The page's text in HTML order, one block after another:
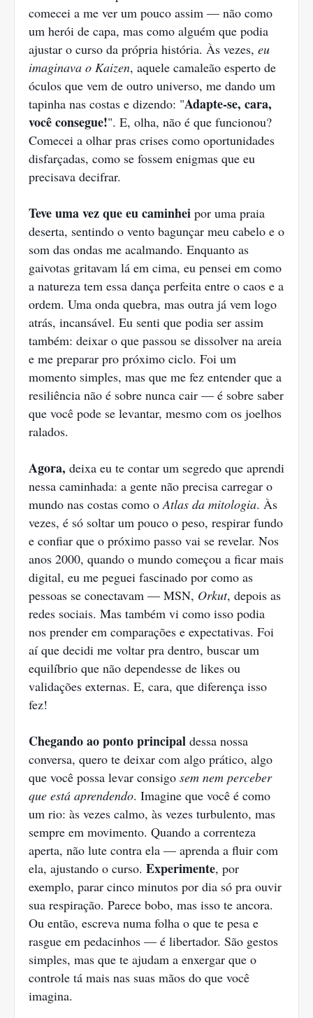
comecei a me ver um pouco assim — não como
um herói de capa, mas como alguém que podia
ajustar o curso da própria história. Às vezes, eu
imaginava o Kaizen, aquele camaleão esperto de
óculos que vem de outro universo, me dando um
tapinha nas costas e dizendo: "Adapte-se, cara,
você consegue!". E, olha, não é que funcionou?
Comecei a olhar pras crises como oportunidades
disfarçadas, como se fossem enigmas que eu
precisava decifrar.
Teve uma vez que eu caminhei por uma praia
deserta, sentindo o vento bagunçar meu cabelo e o
som das ondas me acalmando. Enquanto as
gaivotas gritavam lá em cima, eu pensei em como
a natureza tem essa dança perfeita entre o caos e a
ordem. Uma onda quebra, mas outra já vem logo
atrás, incansável. Eu senti que podia ser assim
também: deixar o que passou se dissolver na areia
e me preparar pro próximo ciclo. Foi um
momento simples, mas que me fez entender que a
resiliência não é sobre nunca cair — é sobre saber
que você pode se levantar, mesmo com os joelhos
ralados.
Agora, deixa eu te contar um segredo que aprendi
nessa caminhada: a gente não precisa carregar o
mundo nas costas como oAtlas da mitologia. Às
vezes, é só soltar um pouco o peso, respirar fundo
e confiar que o próximo passo vai se revelar. Nos
anos 2000, quando o mundo começou a ficar mais
digital, eu me peguei fascinado por como as
pessoas se conectavam — MSN, Orkut, depois as
redes sociais. Mas também vi como isso podia
nos prender em comparações e expectativas. Foi
aí que decidi me voltar pra dentro, buscar um
equilíbrio que não dependesse de likes ou
validações externas. E, cara, que diferença isso
fez!
Chegando ao ponto principal dessa nossa
conversa, quero te deixar com algo prático, algo
que você possa levar consigo sem nem perceber
que está aprendendo. Imagine que você é como
um rio: às vezes calmo, às vezes turbulento, mas
sempre em movimento. Quando a correnteza
aperta, não lute contra ela — aprenda a fluir com
ela, ajustando o curso. Experimente, por
exemplo, parar cinco minutos por dia só pra ouvir
sua respiração. Parece bobo, mas isso te ancora.
Ou então, escreva numa folha o que te pesa e
rasgue em pedacinhos — é libertador. São gestos
simples, mas que te ajudam a enxergar que o
controle tá mais nas suas mãos do que você
imagina.